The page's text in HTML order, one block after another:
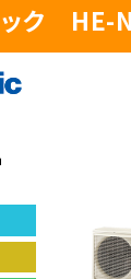
ック HE-